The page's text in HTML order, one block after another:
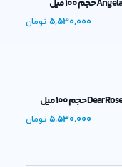
5,530,000 تومان
5,530,000 تومان